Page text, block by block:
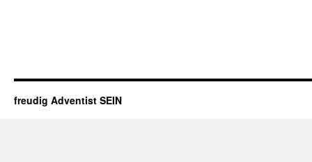
freudig Adventist SEIN